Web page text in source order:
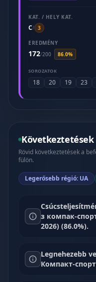
KAT. / HELY KAT.
C/ 3
EREDMÉNY
172/200 86.0%
SOROZATOK
18 20 19 23
Következtetések
Rövid következtetések a
fülön.
Legerősebb régió: UA
з компак-
2026) (86.0%).
Legnehezebb
Компакт-